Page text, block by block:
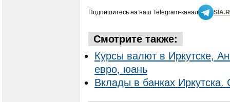
Подпишитесь на наш Telegram-канал
Смотрите также:
Курсы валют в Иркутске,
евро, юань
Вклады в банках Иркутска.